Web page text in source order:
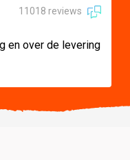
11018 reviews
en over de levering